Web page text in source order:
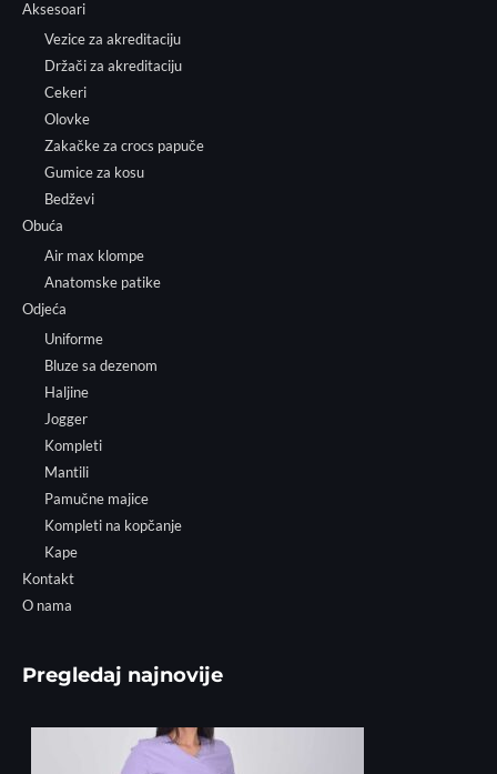
Aksesoari
Vezice za akreditaciju
Držači za akreditaciju
Cekeri
Olovke
Zakačke za crocs papuče
Gumice za kosu
Bedževi
Obuća
Air max klompe
Anatomske patike
Odjeća
Uniforme
Bluze sa dezenom
Haljine
Jogger
Kompleti
Mantili
Pamučne majice
Kompleti na kopčanje
Kape
Kontakt
O nama
Pregledaj najnovije